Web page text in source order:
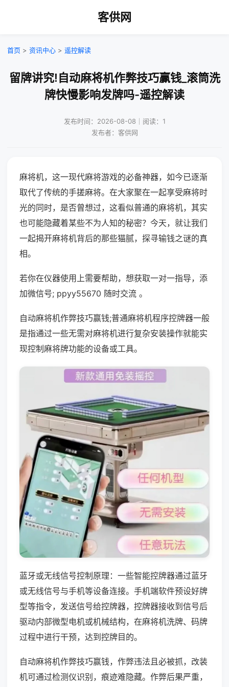
客供网
首页 > 资讯中心 > 遥控解读
留牌讲究!自动麻将机作弊技巧赢钱_滚筒洗
牌快慢影响发牌吗-遥控解读
发布时间：2026-08-08｜阅读：1
发布者：客供网
麻将机，这一现代麻将游戏的必备神器，如今已逐渐
取代了传统的手搓麻将。在大家聚在一起享受麻将时
光的同时，是否曾想过，这看似普通的麻将机，其实
也可能隐藏着某些不为人知的秘密？今天，就让我们
一起揭开麻将机背后的那些猫腻，探寻输钱之谜的真
相。
若你在仪器使用上需要帮助，想获取一对一指导，添
加微信号; ppyy55670 随时交流 。
自动麻将机作弊技巧赢钱;普通麻将机程序控牌器一般
是指通过一些无需对麻将机进行复杂安装操作就能实
现控制麻将牌功能的设备或工具。
蓝牙或无线信号控制原理：一些智能控牌器通过蓝牙
或无线信号与手机等设备连接。手机端软件预设好牌
型等指令，发送信号给控牌器，控牌器接收到信号后
驱动内部微型电机或机械结构，在麻将机洗牌、码牌
过程中进行干预，达到控牌目的。
自动麻将机作弊技巧赢钱，作弊违法且必被抓，改装
机可通过检测仪识别，痕迹难隐藏。作弊后果严重，